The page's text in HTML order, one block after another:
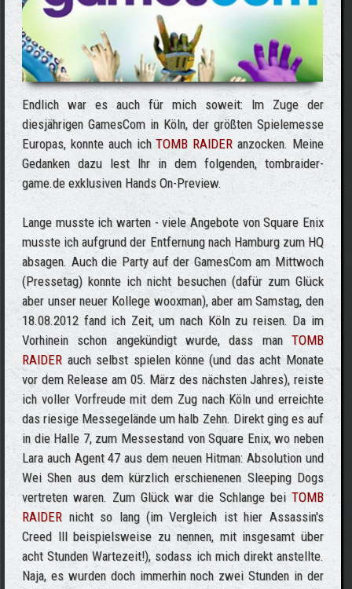
Endlich war es auch für mich soweit: Im Zuge der
diesjährigen GamesCom in Köln, der größten Spielemesse
Europas, konnte auch ichTOMB RAIDER anzocken. Meine
Gedanken dazu lest Ihr in dem folgenden, tombraider-
game.de exklusiven Hands On-Preview.
Lange musste ich warten - viele Angebote von Square Enix
musste ich aufgrund der Entfernung nach Hamburg zum HQ
absagen. Auch die Party auf der GamesCom am Mittwoch
(Pressetag) konnte ich nicht besuchen (dafür zum Glück
aber unser neuer Kollege wooxman), aber am Samstag, den
18.08.2012 fand ich Zeit, um nach Köln zu reisen. Da im
Vorhinein schon angekündigt wurde, dass man TOMB
RAIDER auch selbst spielen könne (und das acht Monate
vor dem Release am 05. März des nächsten Jahres), reiste
ich voller Vorfreude mit dem Zug nach Köln und erreichte
das riesige Messegelände um halb Zehn. Direkt ging es auf
in die Halle 7, zum Messestand von Square Enix, wo neben
Lara auch Agent 47 aus dem neuen Hitman: Absolution und
Wei Shen aus dem kürzlich erschienenen Sleeping Dogs
vertreten waren. Zum Glück war die Schlange bei TOMB
RAIDER nicht so lang (im Vergleich ist hier Assassin's
Creed III beispielsweise zu nennen, mit insgesamt über
acht Stunden Wartezeit!), sodass ich mich direkt anstellte.
Naja, es wurden doch immerhin noch zwei Stunden in der